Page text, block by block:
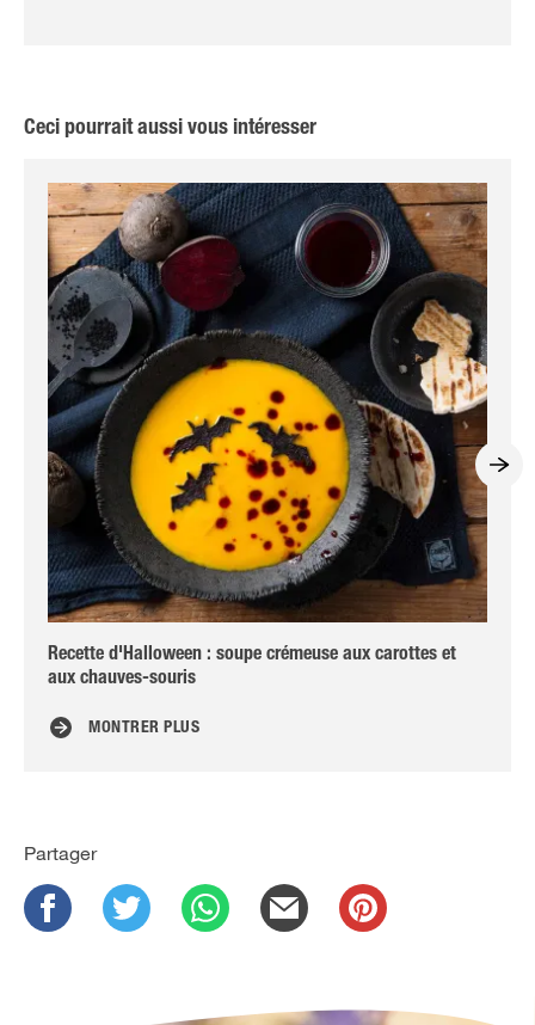
Ceci pourrait aussi vous intéresser
Recette d'Halloween : soupe crémeuse aux carottes et
aux chauves-souris
MONTRER PLUS
Partager